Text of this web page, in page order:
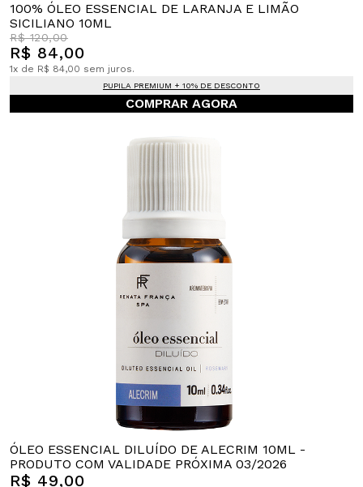
100% ÓLEO ESSENCIAL DE LARANJA E LIMÃO
SICILIANO 10ML
R$ 120,00
R$ 84,00
1x de R$ 84,00 sem juros.
PUPILA PREMIUM + 10% DE DESCONTO
COMPRAR AGORA
ÓLEO ESSENCIAL DILUÍDO DE ALECRIM 10ML -
PRODUTO COM VALIDADE PRÓXIMA 03/2026
R$ 49,00